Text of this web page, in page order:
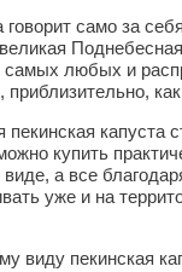
говорит само за
самых любых и
приблизительно,
капуста
купить
а все
уже и на
виду пекинская